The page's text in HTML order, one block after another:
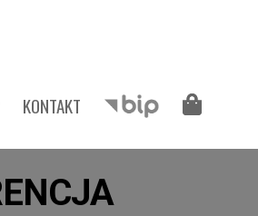
KONTAKT